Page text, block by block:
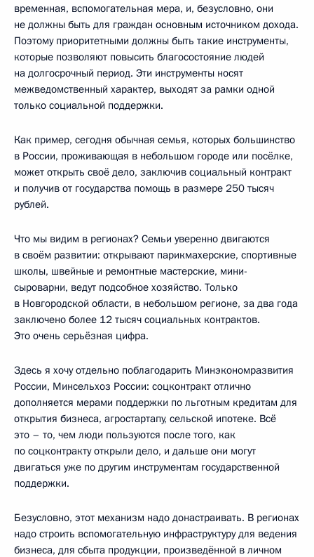
временная, вспомогательная мера, и, безусловно, они
не должны быть для граждан основным источником дохода.
Поэтому приоритетными должны быть такие инструменты,
которые позволяют повысить благосостояние людей
на долгосрочный период. Эти инструменты носят
межведомственный характер, выходят за рамки одной
только социальной поддержки.
Как пример, сегодня обычная семья, которых большинство
в России, проживающая в небольшом городе или посёлке,
может открыть своё дело, заключив социальный контракт
и получив от государства помощь в размере 250 тысяч
рублей.
Что мы видим в регионах? Семьи уверенно двигаются
в своём развитии: открывают парикмахерские, спортивные
школы, швейные и ремонтные мастерские, мини-
сыроварни, ведут подсобное хозяйство. Только
в Новгородской области, в небольшом регионе, за два года
заключено более 12 тысяч социальных контрактов.
Это очень серьёзная цифра.
Здесь я хочу отдельно поблагодарить Минэкономразвития
России, Минсельхоз России: соцконтракт отлично
дополняется мерами поддержки по льготным кредитам для
открытия бизнеса, агростартапу, сельской ипотеке. Всё
это – то, чем люди пользуются после того, как
по соцконтракту открыли дело, и дальше они могут
двигаться уже по другим инструментам государственной
поддержки.
Безусловно, этот механизм надо донастраивать. В регионах
надо строить вспомогательную инфраструктуру для ведения
бизнеса, для сбыта продукции, произведённой в личном